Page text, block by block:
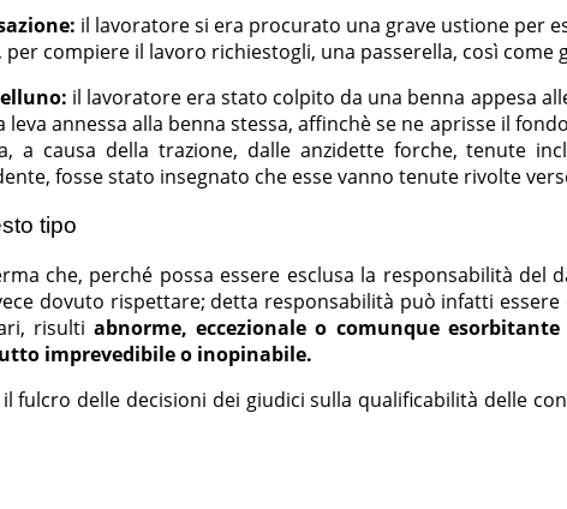
il lavoratore si era procurato una grave ustione per
compiere il lavoro richiestogli, una passerella, così come
il lavoratore era stato colpito da una benna appesa
annessa alla benna stessa, affinchè se ne aprisse il
a causa della trazione, dalle anzidette forche, tenute
fosse stato insegnato che esse vanno tenute rivolte
tipo
che, perché possa essere esclusa la responsabilità
dovuto rispettare; detta responsabilità può infatti
risulti abnorme, eccezionale o comunque
imprevedibile o inopinabile.
fulcro delle decisioni dei giudici sulla qualificabilità delle